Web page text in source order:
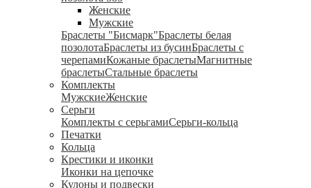
Женские
Мужские
Браслеты "Бисмарк"Браслеты белая
позолотаБраслеты из бусинБраслеты с
черепамиКожаные браслетыМагнитные
браслетыСтальные браслеты
Комплекты
МужскиеЖенские
Серьги
Комплекты с серьгамиСерьги-кольца
Печатки
Кольца
Крестики и иконки
Иконки на цепочке
Кулоны и подвески